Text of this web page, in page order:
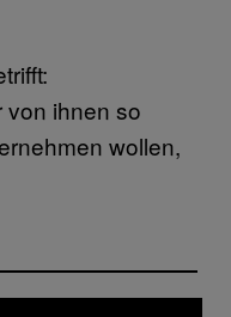
von ihnen so
wollen,